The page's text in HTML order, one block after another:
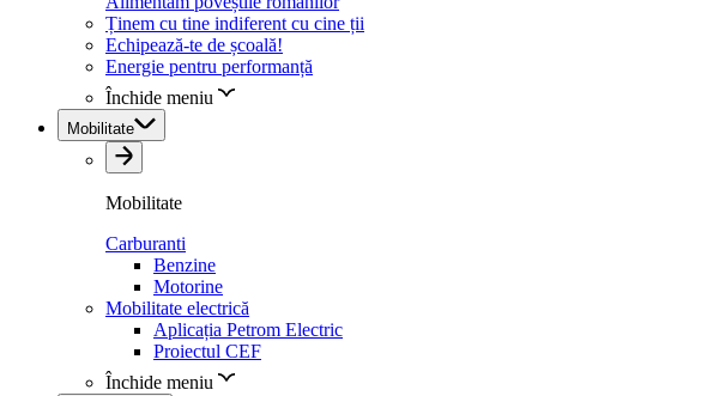
Ținem cu tine indiferent cu cine ții
Echipează-te de școală!
Energie pentru performanță
Închide meniu
Mobilitate
Mobilitate
Carburanti
Benzine
Motorine
Mobilitate electrică
Aplicația Petrom Electric
Proiectul CEF
Închide meniu